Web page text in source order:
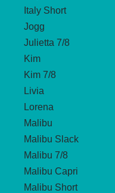
Italy Short
Jogg
Julietta 7/8
Kim
Kim 7/8
Livia
Lorena
Malibu
Malibu Slack
Malibu 7/8
Malibu Capri
Malibu Short